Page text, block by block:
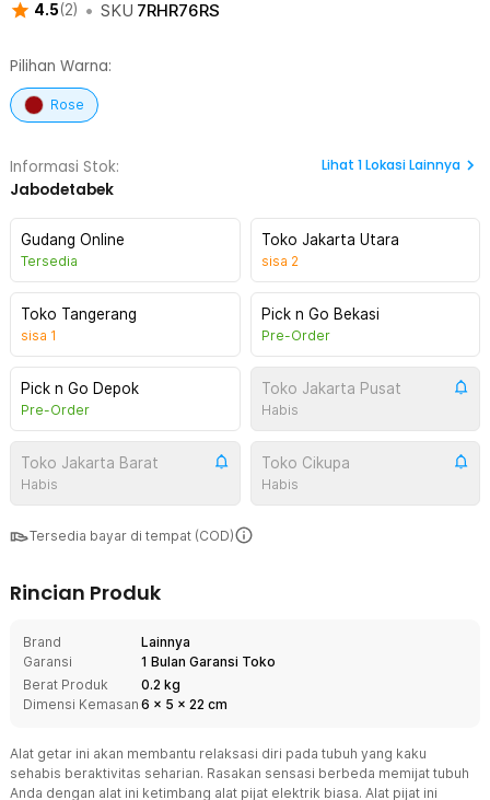
4.5(2) • SKU 7RHR76RS
Pilihan Warna:
Rose
Informasi Stok:
Jabodetabek
Lihat 1Lokasi Lainnya
Gudang Online
Tersedia
Toko Jakarta Utara
sisa 2
Toko Tangerang
sisa 1
Pick n Go Bekasi
Pre-Order
Pick n Go Depok
Pre-Order
Toko Jakarta Pusat
Habis
Toko Jakarta Barat
Habis
Toko Cikupa
Habis
Tersedia bayar di tempat (COD)
Rincian Produk
Brand
Lainnya
Garansi
1 Bulan Garansi Toko
Berat Produk
0.2 kg
Dimensi Kemasan 6 x 5 x 22 cm
Alat getar ini akan membantu relaksasi diri pada tubuh yang kaku
sehabis beraktivitas seharian. Rasakan sensasi berbeda memijat tubuh
Anda dengan alat ini ketimbang alat pijat elektrik biasa. Alat pijat ini